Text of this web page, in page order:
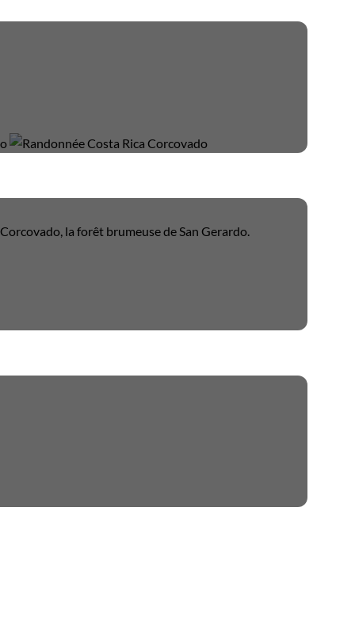
la forêt brumeuse de San Gerardo.